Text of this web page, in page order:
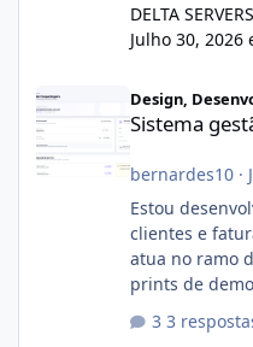
DELTA SERVERS
Julho 30, 2026
Design,
Sistema
bernardes10·
Estou
clientes e
atua no ramo
prints de
darem a
com cerca de
3